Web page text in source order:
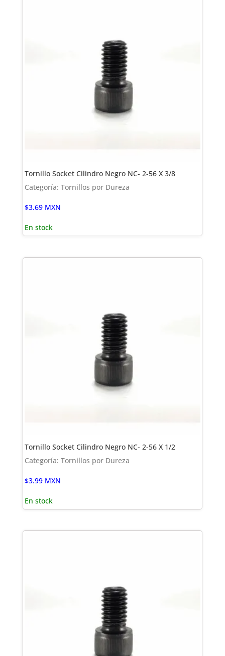
Tornillo Socket Cilindro Negro NC- 2-56 X 3/8
Categoría: Tornillos por Dureza
$3.69 MXN
En stock
Tornillo Socket Cilindro Negro NC- 2-56 X 1/2
Categoría: Tornillos por Dureza
$3.99 MXN
En stock